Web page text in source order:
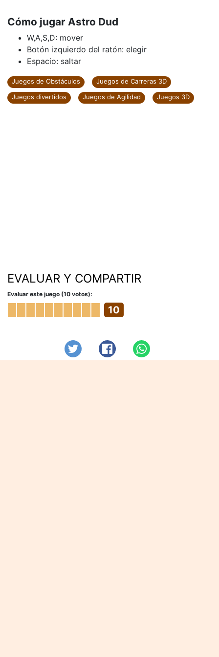
Cómo jugar Astro Dud
W,A,S,D: mover
Botón izquierdo del ratón: elegir
Espacio: saltar
Juegos de Obstáculos
Juegos de Carreras 3D
Juegos divertidos
Juegos de Agilidad Juegos 3D
EVALUAR Y COMPARTIR
Evaluar este juego (10 votos):
10